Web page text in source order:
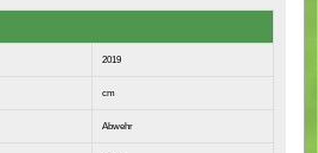
2019
cm
Abwehr